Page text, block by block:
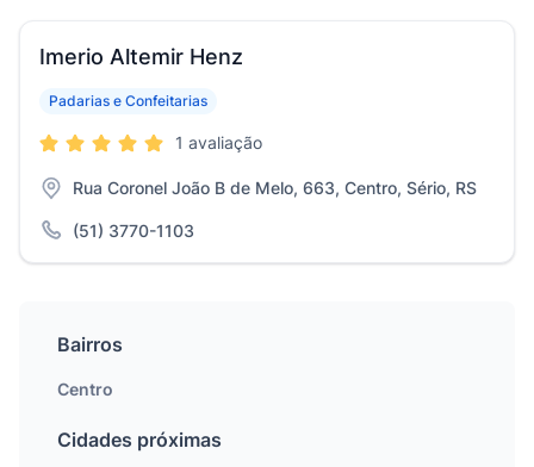
Imerio Altemir Henz
Padarias e Confeitarias
1 avaliação
Rua Coronel João B de Melo, 663, Centro, Sério, RS
(51) 3770-1103
Bairros
Centro
Cidades próximas